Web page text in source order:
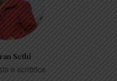
Sethi
e scrittrice